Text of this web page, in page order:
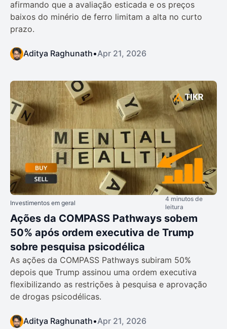
afirmando que a avaliação esticada e os preços
baixos do minério de ferro limitam a alta no curto
prazo.
Aditya Raghunath•Apr 21, 2026
Investimentos em geral
4 minutos de
leitura
Ações da COMPASS Pathways sobem
50% após ordem executiva de Trump
sobre pesquisa psicodélica
As ações da COMPASS Pathways subiram 50%
depois que Trump assinou uma ordem executiva
flexibilizando as restrições à pesquisa e aprovação
de drogas psicodélicas.
Aditya Raghunath•Apr 21, 2026